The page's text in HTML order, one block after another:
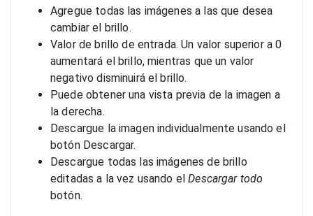
Agregue todas las imágenes a las que desea
cambiar el brillo.
Valor de brillo de entrada. Un valor superior a 0
aumentará el brillo, mientras que un valor
negativo disminuirá el brillo.
Puede obtener una vista previa de la imagen a
la derecha.
Descargue la imagen individualmente usando el
botón Descargar.
Descargue todas las imágenes de brillo
editadas a la vez usando elDescargar todo
botón.